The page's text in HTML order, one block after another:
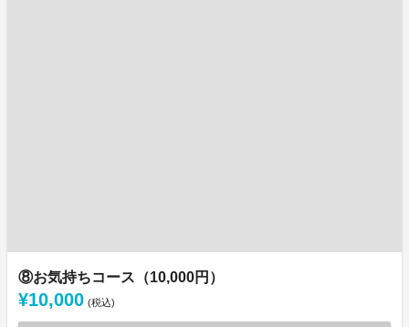
⑧お気持ちコース（10,000円）
¥10,000 (税込)